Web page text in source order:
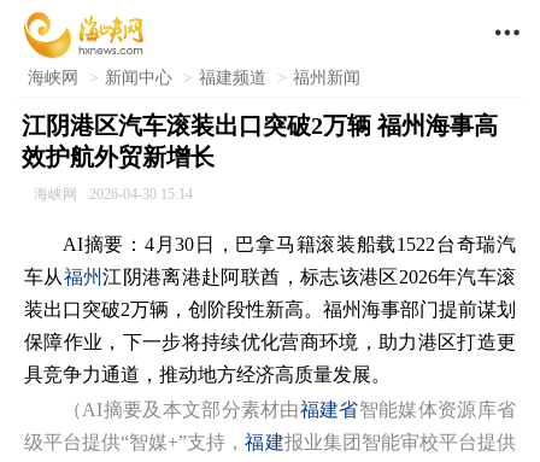

海峡网 > 新闻中心 > 福建频道 > 福州新闻
江阴港区汽车滚装出口突破2万辆 福州海事高
效护航外贸新增长
海峡网 2026-04-30 15:14
AI摘要：4月30日，巴拿马籍滚装船载1522台奇瑞汽
车从福州江阴港离港赴阿联酋，标志该港区2026年汽车滚
装出口突破2万辆，创阶段性新高。福州海事部门提前谋划
保障作业，下一步将持续优化营商环境，助力港区打造更
具竞争力通道，推动地方经济高质量发展。
（AI摘要及本文部分素材由福建省智能媒体资源库省
级平台提供“智媒+”支持，福建报业集团智能审校平台提供